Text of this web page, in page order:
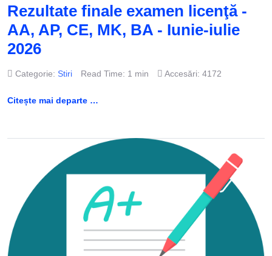
Rezultate finale examen licenţă -
AA, AP, CE, MK, BA - Iunie-iulie
2026
Categorie: Stiri Read Time: 1 min Accesări: 4172
Citește mai departe …